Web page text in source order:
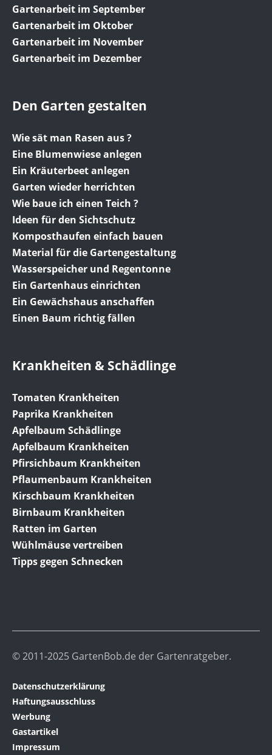
Gartenarbeit im September
Gartenarbeit im Oktober
Gartenarbeit im November
Gartenarbeit im Dezember
Den Garten gestalten
Wie sät man Rasen aus ?
Eine Blumenwiese anlegen
Ein Kräuterbeet anlegen
Garten wieder herrichten
Wie baue ich einen Teich ?
Ideen für den Sichtschutz
Komposthaufen einfach bauen
Material für die Gartengestaltung
Wasserspeicher und Regentonne
Ein Gartenhaus einrichten
Ein Gewächshaus anschaffen
Einen Baum richtig fällen
Krankheiten & Schädlinge
Tomaten Krankheiten
Paprika Krankheiten
Apfelbaum Schädlinge
Apfelbaum Krankheiten
Pfirsichbaum Krankheiten
Pflaumenbaum Krankheiten
Kirschbaum Krankheiten
Birnbaum Krankheiten
Ratten im Garten
Wühlmäuse vertreiben
Tipps gegen Schnecken
© 2011-2025 GartenBob.de der Gartenratgeber.
Datenschutzerklärung
Haftungsausschluss
Werbung
Gastartikel
Impressum